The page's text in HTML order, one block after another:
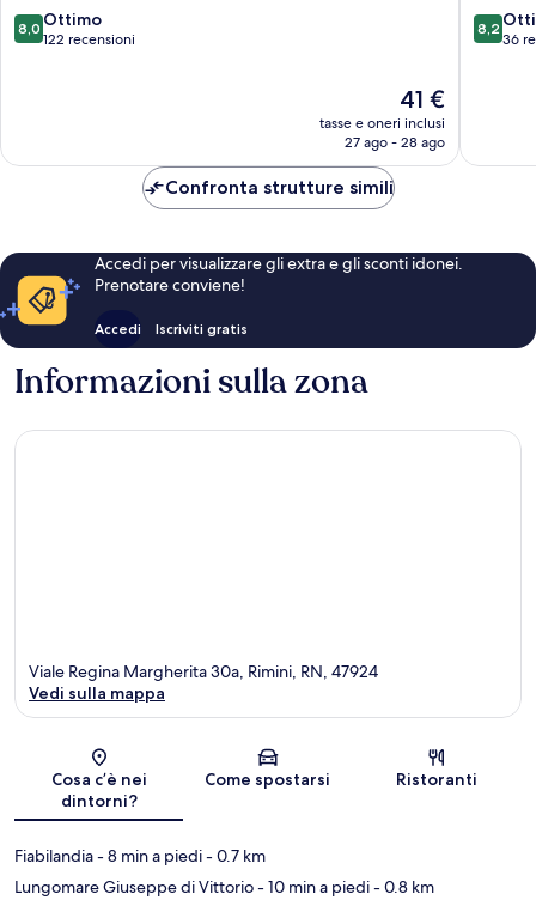
8.0
su
8,0 Ottimo
122 recensioni
Il
prezzo
attuale
41 €
tasse e oneri inclusi
27 ago - 28 ago
8.2
su
8,2
36
Confronta strutture simili
Accedi per visualizzare gli extra e gli sconti idonei.
Prenotare conviene!
Accedi Iscriviti gratis
Informazioni sulla zona
Mappa
Viale Regina Margherita 30a, Rimini, RN, 47924
Vedi sulla mappa
Cosa c’è nei
dintorni?
Come spostarsi Ristoranti
Fiabilandia- 8 min a piedi- 0.7 km
Lungomare Giuseppe di Vittorio- 10 min a piedi- 0.8 km